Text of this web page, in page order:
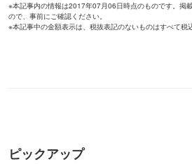
※本記事内の情報は2017年07月06日時点のものです。掲
ので、事前にご確認ください。
※本記事中の金額表示は、税抜表記のないものはすべて税
ピックアップ